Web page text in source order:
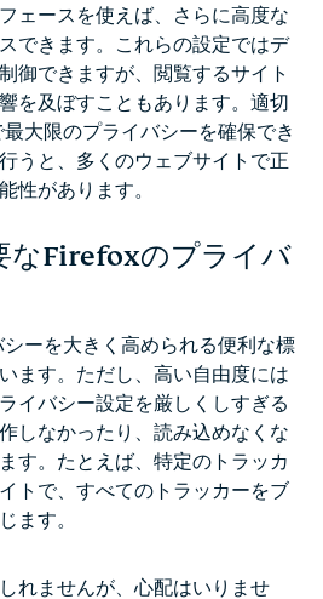
ェースを使えば、さらに高度な
できます。これらの設定ではデ
御できますが、閲覧するサイト
を及ぼすこともあります。適切
大限のプライバシーを確保でき
うと、多くのウェブサイトで正
性があります。
なFirefoxのプライバ
ーを大きく高められる便利な標
ます。ただし、高い自由度には
イバシー設定を厳しくしすぎる
しなかったり、読み込めなくな
す。たとえば、特定のトラッカ
トで、すべてのトラッカーをブ
ます。
れませんが、心配はいりませ